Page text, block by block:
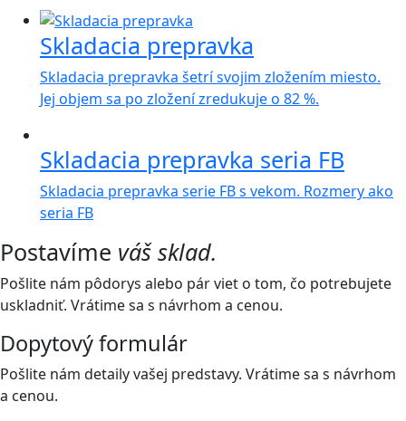
Skladacia prepravka
Skladacia prepravka šetrí svojim zložením miesto.
Jej objem sa po zložení zredukuje o 82 %.
Skladacia prepravka seria FB
Skladacia prepravka serie FB s vekom. Rozmery ako
seria FB
Postavíme váš sklad.
Pošlite nám pôdorys alebo pár viet o tom, čo potrebujete
uskladniť. Vrátime sa s návrhom a cenou.
Dopytový formulár
Pošlite nám detaily vašej predstavy. Vrátime sa s návrhom
a cenou.